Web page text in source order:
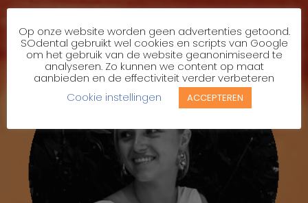
Op onze website worden geen advertenties getoond.
SOdental gebruikt wel cookies en scripts van Google
om het gebruik van de website geanonimiseerd te
analyseren. Zo kunnen we content op maat
aanbieden en de effectiviteit verder verbeteren
Cookie instellingen
ACCEPTEREN